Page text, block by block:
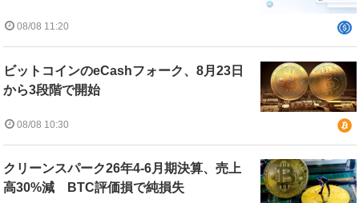
08/08 11:20
ビットコインのeCashフォーク、8月23日
から3段階で開始
08/08 10:30
クリーンスパーク26年4-6月期決算、売上
高30%減 BTC評価損で純損失